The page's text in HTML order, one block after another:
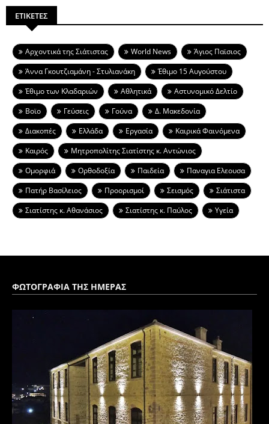
ΕΤΙΚΕΤΕΣ
Aρχοντικά της Σιάτιστας World News
Άγιος Παϊσιος
Άννα Γκουτζιαμάνη - Στυλιανάκη
Έθιμο 15 Αυγούστου
Έθιμο των Κλαδαριών
Αθλητικά
Αστυνομικό Δελτίο
Βοϊο
Γεύσεις Γούνα
Δ. Μακεδονία
Διακοπές
Ελλάδα Εργασία
Καιρικά Φαινόμενα
Καιρός
Μητροπολίτης Σιατίστης κ. Αντώνιος
Ομορφιά
Ορθοδοξία Παιδεία
Παναγια Ελεουσα
Πατήρ Βασίλειος
Προορισμοί Σεισμός
Σιάτιστα
Σιατίστης κ. Αθανάσιος
Σιατίστης κ. Παύλος Υγεία
ΦΩΤΟΓΡΑΦΙΑ ΤΗΣ ΗΜΕΡΑΣ